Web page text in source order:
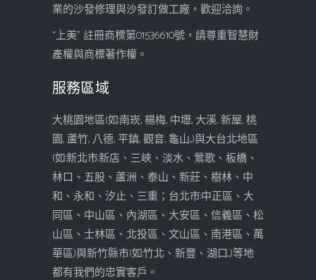
業的沙發修理與沙發訂做工廠，歡迎洽詢。
“上美” 註冊商標第01536610號，請尊重智慧財
產權與商標著作權。
服務區域
大桃園地區(如:南崁, 楊梅, 中壢, 大溪, 新屋, 桃
園, 蘆竹, 八德, 平鎮, 觀音, 龜山...)與大台北地區
(如:新北市:新店、三峽、淡水、鶯歌、板橋、
林口、五股、蘆洲、泰山、新莊、樹林、中
和、永和、汐止、三重；台北市:中正區、大
同區、中山區、內湖區、大安區、信義區、松
山區、士林區、北投區、文山區、南港區、萬
華區)與新竹縣市(如:竹北、新豐、湖口...)等地
都有我們的忠實客戶。